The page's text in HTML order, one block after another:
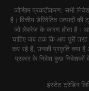
जोखिम प्रकटीकरण: सभी
है। वित्तीय डेरिवेटिव उत्पादों
जो लेवरेज के कारण होता है।
चाहिए जब तक कि आप पूरी
कर रहे हैं, उनकी प्रकृति क्या
प्रकार के निवेश कुछ निवेशकों
इंस्टेंट ट्रेडिंग